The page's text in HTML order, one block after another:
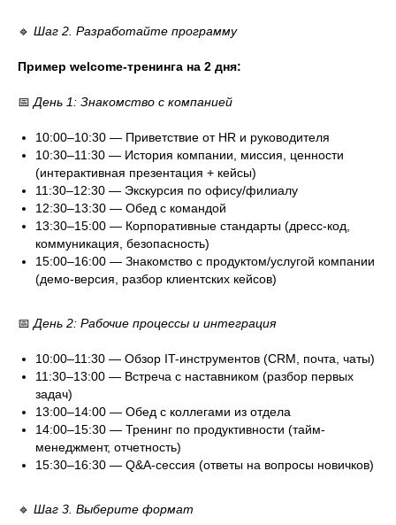
🔹 Шаг 2. Разработайте программу
Пример welcome-тренинга на 2 дня:
📅 День 1: Знакомство с компанией
10:00–10:30 — Приветствие от HR и руководителя
10:30–11:30 — История компании, миссия, ценности
(интерактивная презентация + кейсы)
11:30–12:30 — Экскурсия по офису/филиалу
12:30–13:30 — Обед с командой
13:30–15:00 — Корпоративные стандарты (дресс-код,
коммуникация, безопасность)
15:00–16:00 — Знакомство с продуктом/услугой компании
(демо-версия, разбор клиентских кейсов)
📅 День 2: Рабочие процессы и интеграция
10:00–11:30 — Обзор IT-инструментов (CRM, почта, чаты)
11:30–13:00 — Встреча с наставником (разбор первых
задач)
13:00–14:00 — Обед с коллегами из отдела
14:00–15:30 — Тренинг по продуктивности (тайм-
менеджмент, отчетность)
15:30–16:30 — Q&A-сессия (ответы на вопросы новичков)
🔹 Шаг 3. Выберите формат